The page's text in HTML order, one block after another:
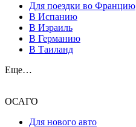
Для поездки во Францию
В Испанию
В Израиль
В Германию
В Таиланд
Еще…
ОСАГО
Для нового авто